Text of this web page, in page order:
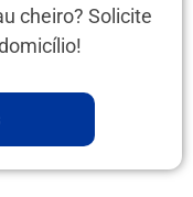
cheiro? Solicite